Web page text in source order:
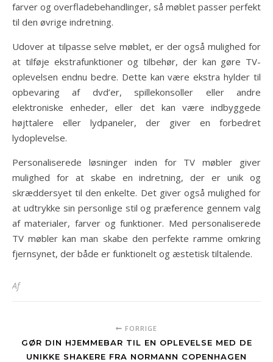
farver og overfladebehandlinger, så møblet passer perfekt
til den øvrige indretning.
Udover at tilpasse selve møblet, er der også mulighed for
at tilføje ekstrafunktioner og tilbehør, der kan gøre TV-
oplevelsen endnu bedre. Dette kan være ekstra hylder til
opbevaring af dvd’er, spillekonsoller eller andre
elektroniske enheder, eller det kan være indbyggede
højttalere eller lydpaneler, der giver en forbedret
lydoplevelse.
Personaliserede løsninger inden for TV møbler giver
mulighed for at skabe en indretning, der er unik og
skræddersyet til den enkelte. Det giver også mulighed for
at udtrykke sin personlige stil og præference gennem valg
af materialer, farver og funktioner. Med personaliserede
TV møbler kan man skabe den perfekte ramme omkring
fjernsynet, der både er funktionelt og æstetisk tiltalende.
Af
FORRIGE
GØR DIN HJEMMEBAR TIL EN OPLEVELSE MED DE
UNIKKE SHAKERE FRA NORMANN COPENHAGEN